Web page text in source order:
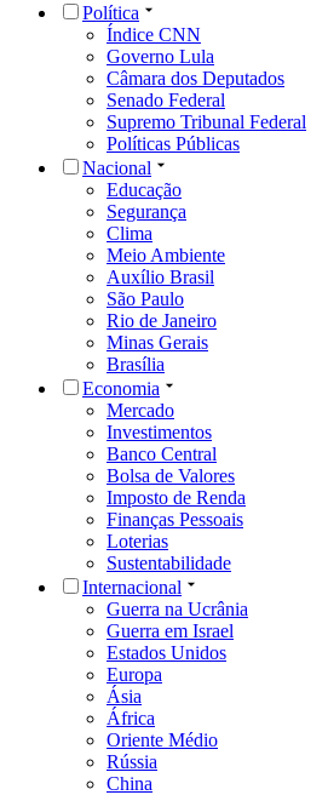
Política
Índice CNN
Governo Lula
Câmara dos Deputados
Senado Federal
Supremo Tribunal Federal
Políticas Públicas
Nacional
Educação
Segurança
Clima
Meio Ambiente
Auxílio Brasil
São Paulo
Rio de Janeiro
Minas Gerais
Brasília
Economia
Mercado
Investimentos
Banco Central
Bolsa de Valores
Imposto de Renda
Finanças Pessoais
Loterias
Sustentabilidade
Internacional
Guerra na Ucrânia
Guerra em Israel
Estados Unidos
Europa
Ásia
África
Oriente Médio
Rússia
China